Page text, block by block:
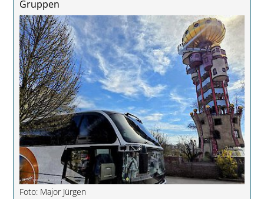
Gruppen
Foto: Major Jürgen